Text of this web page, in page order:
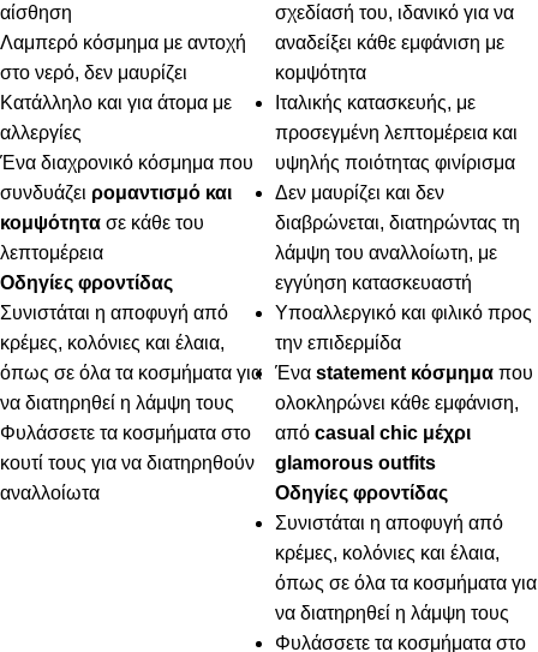
αίσθηση
Λαμπερό κόσμημα με αντοχή
στο νερό, δεν μαυρίζει
Κατάλληλο και για άτομα με
αλλεργίες
Ένα διαχρονικό κόσμημα που
συνδυάζει ρομαντισμό και
κομψότητα σε κάθε του
λεπτομέρεια
Οδηγίες φροντίδας
Συνιστάται η αποφυγή από
κρέμες, κολόνιες και έλαια,
όπως σε όλα τα κοσμήματα για
να διατηρηθεί η λάμψη τους
Φυλάσσετε τα κοσμήματα στο
κουτί τους για να διατηρηθούν
αναλλοίωτα
σχεδίασή του, ιδανικό για να
αναδείξει κάθε εμφάνιση με
κομψότητα
Ιταλικής κατασκευής, με
προσεγμένη λεπτομέρεια και
υψηλής ποιότητας φινίρισμα
Δεν μαυρίζει και δεν
διαβρώνεται, διατηρώντας τη
λάμψη του αναλλοίωτη, με
εγγύηση κατασκευαστή
Υποαλλεργικό και φιλικό προς
την επιδερμίδα
Ένα statement κόσμημα που
ολοκληρώνει κάθε εμφάνιση,
από casual chic μέχρι
glamorous outfits
Οδηγίες φροντίδας
Συνιστάται η αποφυγή από
κρέμες, κολόνιες και έλαια,
όπως σε όλα τα κοσμήματα για
να διατηρηθεί η λάμψη τους
Φυλάσσετε τα κοσμήματα στο